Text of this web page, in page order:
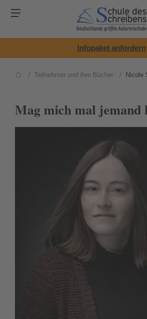
Infopaket anfordern
/ Teilnehmer und ihre Bücher / Nicole
Mag mich mal jemand